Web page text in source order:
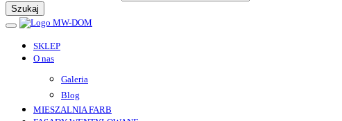
Szukaj
SKLEP
O nas
Galeria
Blog
MIESZALNIA FARB